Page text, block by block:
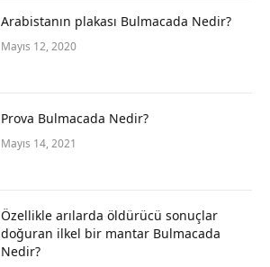
Arabistanın plakası Bulmacada Nedir?
Mayıs 12, 2020
Prova Bulmacada Nedir?
Mayıs 14, 2021
Özellikle arılarda öldürücü sonuçlar
doğuran ilkel bir mantar Bulmacada
Nedir?